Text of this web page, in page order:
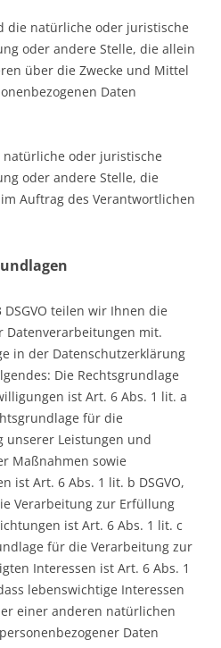
die natürliche oder juristische
oder andere Stelle, die allein
über die Zwecke und Mittel
Daten
natürliche oder juristische
oder andere Stelle, die
Auftrag des Verantwortlichen
teilen wir Ihnen die
Datenverarbeitungen mit.
in der Datenschutzerklärung
Die Rechtsgrundlage
ist Art. 6 Abs. 1 lit. a
für die
unserer Leistungen und
Maßnahmen sowie
ist Art. 6 Abs. 1 lit. b DSGVO,
Verarbeitung zur Erfüllung
ist Art. 6 Abs. 1 lit. c
für die Verarbeitung zur
Interessen ist Art. 6 Abs. 1
lebenswichtige Interessen
einer anderen natürlichen
Daten